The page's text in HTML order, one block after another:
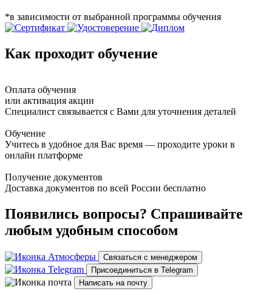
*в зависимости от выбранной программы обучения
Как проходит обучение
Оплата обучения
или активация акции
Специалист связывается с Вами для уточнения деталей
Обучение
Учитесь в удобное для Вас время — проходите уроки в
онлайн платформе
Получение документов
Доставка документов по всей России бесплатно
Появились вопросы? Спрашивайте
любым удобным способом
Связаться с менеджером
Присоединиться в Telegram
Написать на почту